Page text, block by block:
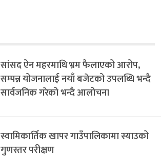
सांसद ऐन महरमाथि भ्रम फैलाएको आरोप,
सम्पन्न योजनालाई नयाँ बजेटको उपलब्धि भन्दै
सार्वजनिक गरेको भन्दै आलोचना
स्वामिकार्तिक खापर गाउँपालिकामा स्याउको
गुणस्तर परीक्षण